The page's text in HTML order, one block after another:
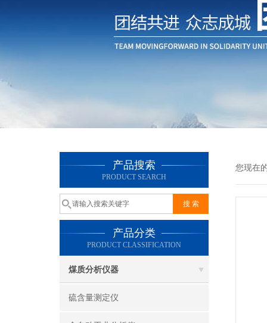
产品搜索
PRODUCT SEARCH
产品分类
PRODUCT CLASSIFICATION
煤质分析仪器
硫含量测定仪
您现在